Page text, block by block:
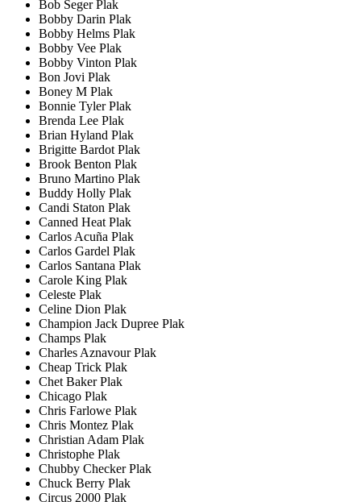
Bob Seger Plak
Bobby Darin Plak
Bobby Helms Plak
Bobby Vee Plak
Bobby Vinton Plak
Bon Jovi Plak
Boney M Plak
Bonnie Tyler Plak
Brenda Lee Plak
Brian Hyland Plak
Brigitte Bardot Plak
Brook Benton Plak
Bruno Martino Plak
Buddy Holly Plak
Candi Staton Plak
Canned Heat Plak
Carlos Acuña Plak
Carlos Gardel Plak
Carlos Santana Plak
Carole King Plak
Celeste Plak
Celine Dion Plak
Champion Jack Dupree Plak
Champs Plak
Charles Aznavour Plak
Cheap Trick Plak
Chet Baker Plak
Chicago Plak
Chris Farlowe Plak
Chris Montez Plak
Christian Adam Plak
Christophe Plak
Chubby Checker Plak
Chuck Berry Plak
Circus 2000 Plak